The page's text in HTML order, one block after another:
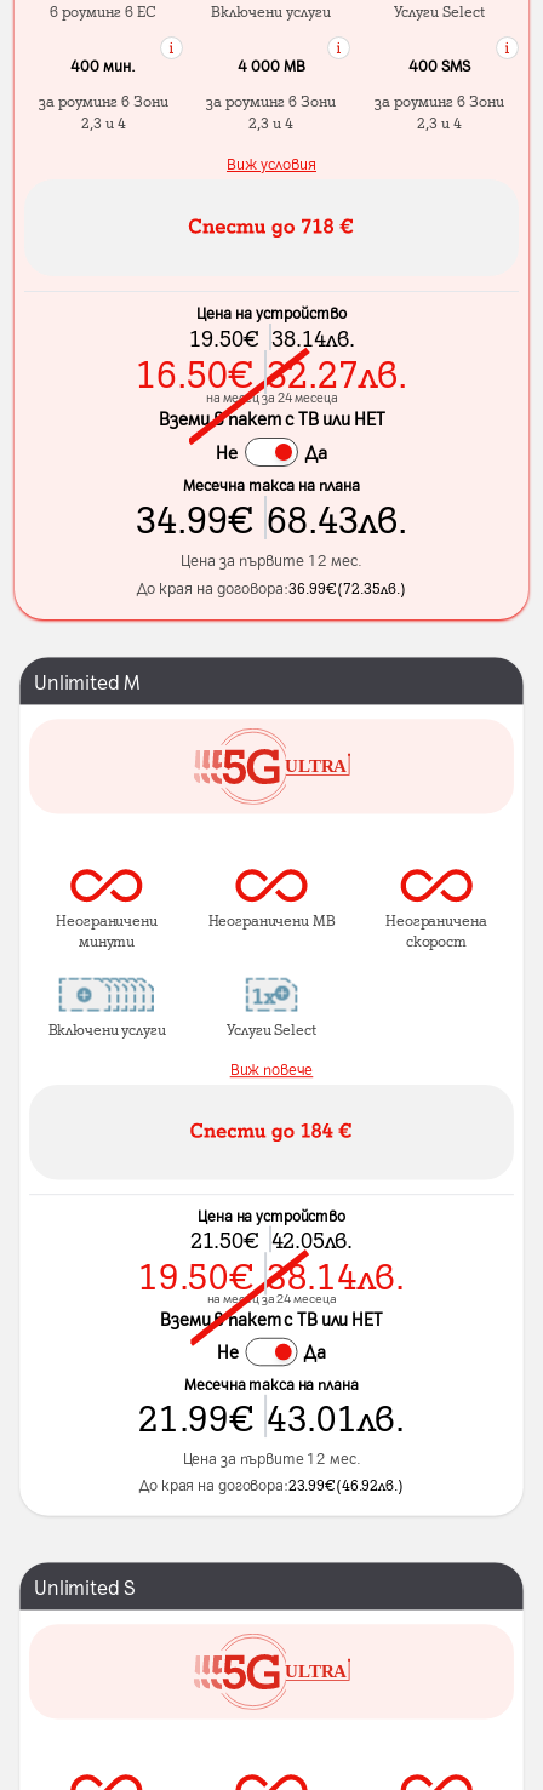
в роуминг в ЕС Включени услуги Услуги Select
400 мин.
за роуминг в Зони
2,3 и 4
4 000 МB
за роуминг в Зони
2,3 и 4
400 SMS
за роуминг в Зони
2,3 и 4
Виж условия
Цена на устройство
19.50€ 38.14лв.
16.50€ 32.27лв.
на месец за 24 месеца
Вземи в пакет с ТВ или НЕТ
Не
Да
Месечна такса на плана
34.99€ 68.43лв.
Цена за първите 12 мес.
До края на договора:36.99€(72.35лв. )
Unlimited M
Неограничени
минути
Неограничени MB Неограничена
скорост
Включени услуги Услуги Select
Виж повече
Цена на устройство
21.50€ 42.05лв.
19.50€ 38.14лв.
на месец за 24 месеца
Вземи в пакет с ТВ или НЕТ
Не
Да
Месечна такса на плана
21.99€ 43.01лв.
Цена за първите 12 мес.
До края на договора:23.99€(46.92лв. )
Unlimited S